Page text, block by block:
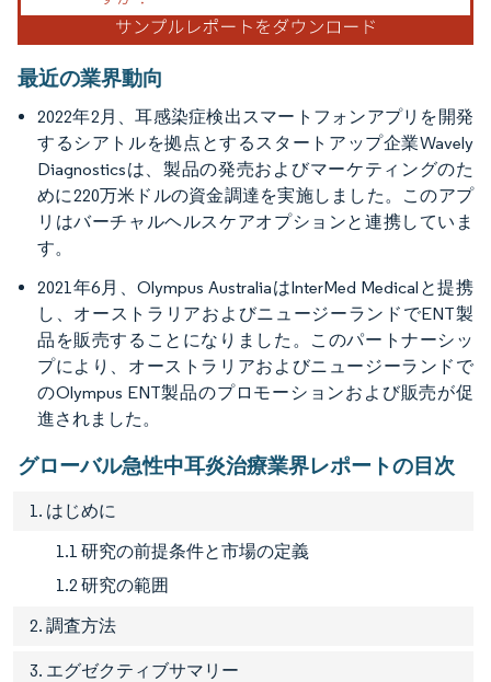
最近の業界動向
2022年2月、耳感染症検出スマートフォンアプリを開発
するシアトルを拠点とするスタートアップ企業Wavely
Diagnosticsは、製品の発売およびマーケティングのた
めに220万米ドルの資金調達を実施しました。このアプ
リはバーチャルヘルスケアオプションと連携していま
す。
2021年6月、Olympus AustraliaはInterMed Medicalと提携
し、オーストラリアおよびニュージーランドでENT製
品を販売することになりました。このパートナーシッ
プにより、オーストラリアおよびニュージーランドで
のOlympus ENT製品のプロモーションおよび販売が促
進されました。
グローバル急性中耳炎治療業界レポートの目次
1. はじめに
1.1 研究の前提条件と市場の定義
1.2 研究の範囲
2. 調査方法
3. エグゼクティブサマリー